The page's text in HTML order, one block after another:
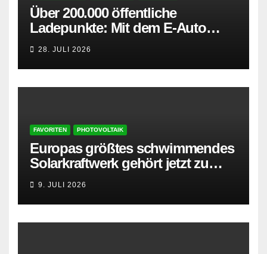
Über 200.000 öffentliche
Ladepunkte: Mit dem E-Auto
entspannt in den Sommerurlaub
28. JULI 2026
FAVORITEN PHOTOVOLTAIK
Europas größtes schwimmendes
Solarkraftwerk gehört jetzt zu
AMPYR
9. JULI 2026